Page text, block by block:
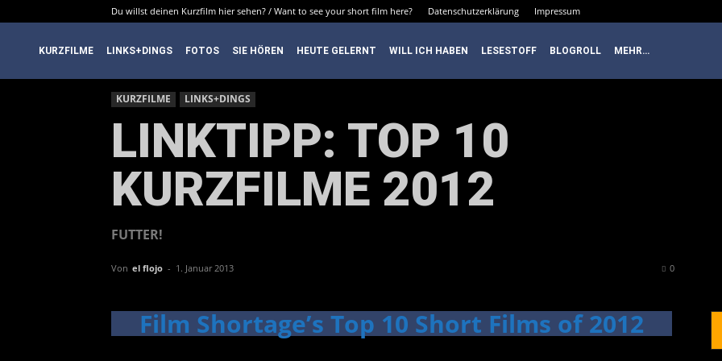
Du willst deinen Kurzfilm hier sehen? / Want to see your short film here? Datenschutzerklärung Impressum
DenkfabrikBlog
KURZFILME LINKS+DINGS FOTOS SIE HÖREN HEUTE GELERNT WILL ICH HABEN LESESTOFF BLOGROLL MEHR…
KURZFILME LINKS+DINGS
LINKTIPP: TOP 10
KURZFILME 2012
FUTTER!
Von el flojo - 1. Januar 2013 0
Film Shortage’s Top 10 Short Films of 2012